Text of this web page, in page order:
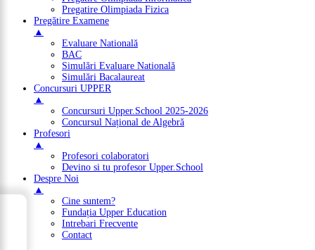
Pregatire Olimpiada Fizica
Pregătire Examene
▲
Evaluare Natională
BAC
Simulări Evaluare Natională
Simulări Bacalaureat
Concursuri UPPER
▲
Concursuri Upper.School 2025-2026
Concursul Național de Algebră
Profesori
▲
Profesori colaboratori
Devino si tu profesor Upper.School
Despre Noi
▲
Cine suntem?
Fundația Upper Education
Intrebari Frecvente
Contact